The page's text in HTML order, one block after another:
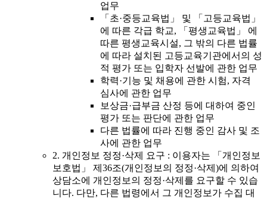
업무
「초·중등교육법」 및 「고등교육법」
에 따른 각급 학교, 「평생교육법」 에
따른 평생교육시설, 그 밖의 다른 법률
에 따라 설치된 고등교육기관에서의 성
적 평가 또는 입학자 선발에 관한 업무
학력·기능 및 채용에 관한 시험, 자격
심사에 관한 업무
보상금·급부금 산정 등에 대하여 중인
평가 또는 판단에 관한 업무
다른 법률에 따라 진행 중인 감사 및 조
사에 관한 업무
2. 개인정보 정정·삭제 요구 : 이용자는 「개인정보
보호법」 제36조(개인정보의 정정·삭제)에 의하여
상담소에 개인정보의 정정·삭제를 요구할 수 있습
니다. 다만, 다른 법령에서 그 개인정보가 수집 대